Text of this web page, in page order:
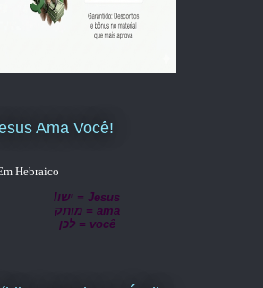
Ama Você!
Hebraico
lישו = Jesus
מותק = ama
לכן = você